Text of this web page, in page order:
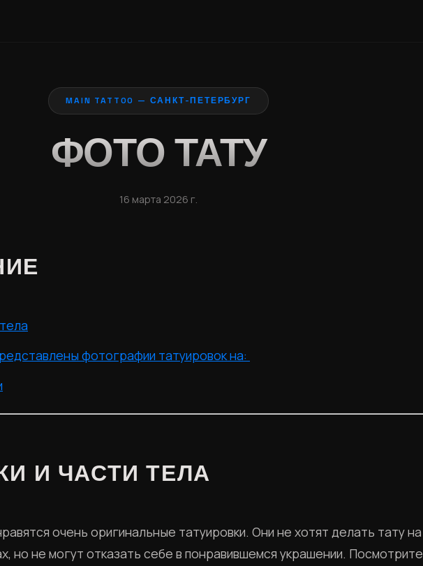
MAIN TATTOO — САНКТ-ПЕТЕРБУРГ
ФОТО ТАТУ
16 марта 2026 г.
фотографии татуировок на:
И ЧАСТИ ТЕЛА
очень оригинальные татуировки. Они не хотят делать тату на
но не могут отказать себе в понравившемся украшении. Посмотрите